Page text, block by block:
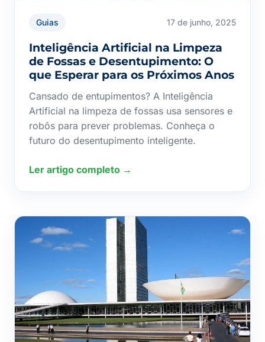
Guias 17 de junho, 2025
Inteligência Artificial na Limpeza
de Fossas e Desentupimento: O
que Esperar para os Próximos Anos
Cansado de entupimentos? A Inteligência
Artificial na limpeza de fossas usa sensores e
robôs para prever problemas. Conheça o
futuro do desentupimento inteligente.
Ler artigo completo →